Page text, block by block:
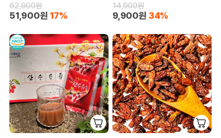
62,900원
51,900원 17%
14,900원
9,900원 34%